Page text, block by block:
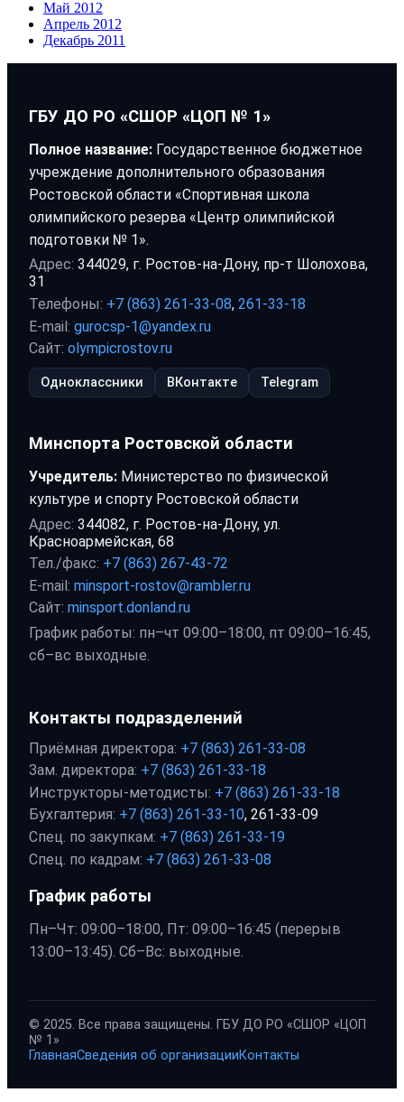
Май 2012
Апрель 2012
Декабрь 2011
ГБУ ДО РО «СШОР «ЦОП № 1»
Полное название: Государственное бюджетное
учреждение дополнительного образования
Ростовской области «Спортивная школа
олимпийского резерва «Центр олимпийской
подготовки № 1».
Адрес: 344029, г. Ростов-на-Дону, пр-т Шолохова,
31
Телефоны: +7 (863) 261-33-08, 261-33-18
E-mail: gurocsp-1@yandex.ru
Сайт: olympicrostov.ru
Одноклассники ВКонтакте Telegram
Минспорта Ростовской области
Учредитель: Министерство по физической
культуре и спорту Ростовской области
Адрес: 344082, г. Ростов-на-Дону, ул.
Красноармейская, 68
Тел./факс: +7 (863) 267-43-72
E-mail: minsport-rostov@rambler.ru
Сайт: minsport.donland.ru
График работы: пн–чт 09:00–18:00, пт 09:00–16:45,
сб–вс выходные.
Контакты подразделений
Приёмная директора: +7 (863) 261-33-08
Зам. директора: +7 (863) 261-33-18
Инструкторы-методисты: +7 (863) 261-33-18
Бухгалтерия: +7 (863) 261-33-10, 261-33-09
Спец. по закупкам: +7 (863) 261-33-19
Спец. по кадрам: +7 (863) 261-33-08
График работы
Пн–Чт: 09:00–18:00, Пт: 09:00–16:45 (перерыв
13:00–13:45). Сб–Вс: выходные.
© 2025. Все права защищены. ГБУ ДО РО «СШОР «ЦОП
№ 1»
ГлавнаяСведения об организацииКонтакты